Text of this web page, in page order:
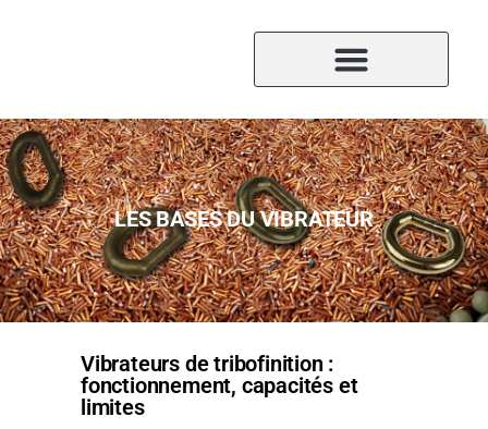
LES BASES DU VIBRATEUR
Vibrateurs de tribofinition :
fonctionnement, capacités et
limites